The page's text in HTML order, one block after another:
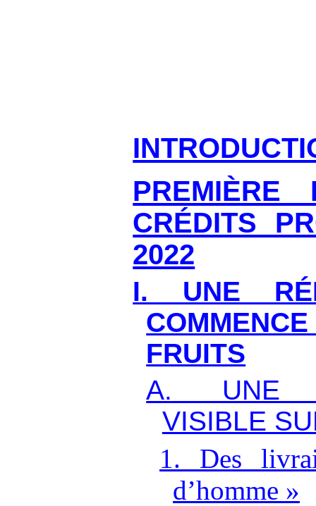
PREMIÈRE
CRÉDITS
2022
I. UNE
FRUITS
A. UNE
VISIBLE
1. Des
d’homme »